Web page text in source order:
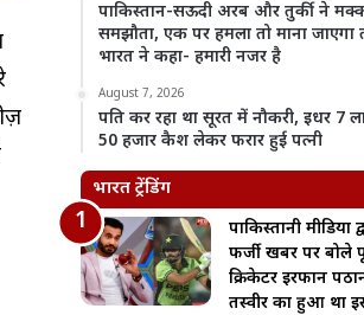
पाकिस्तान-सऊदी अरब और तुर्की ने
समझौता, एक पर हमला तो माना जाएगा
भारत ने कहा- हमारी नजर है
August 7, 2026
पति कर रहा था सूरत में नौकरी, इधर
50 हजार कैश लेकर फरार हुई पत्नी
भारत ट्रेंडिंग
पाकिस्तानी मीडिया
फर्जी खबर पर बोले
क्रिकेटर इरफान
तस्वीर का हुआ था